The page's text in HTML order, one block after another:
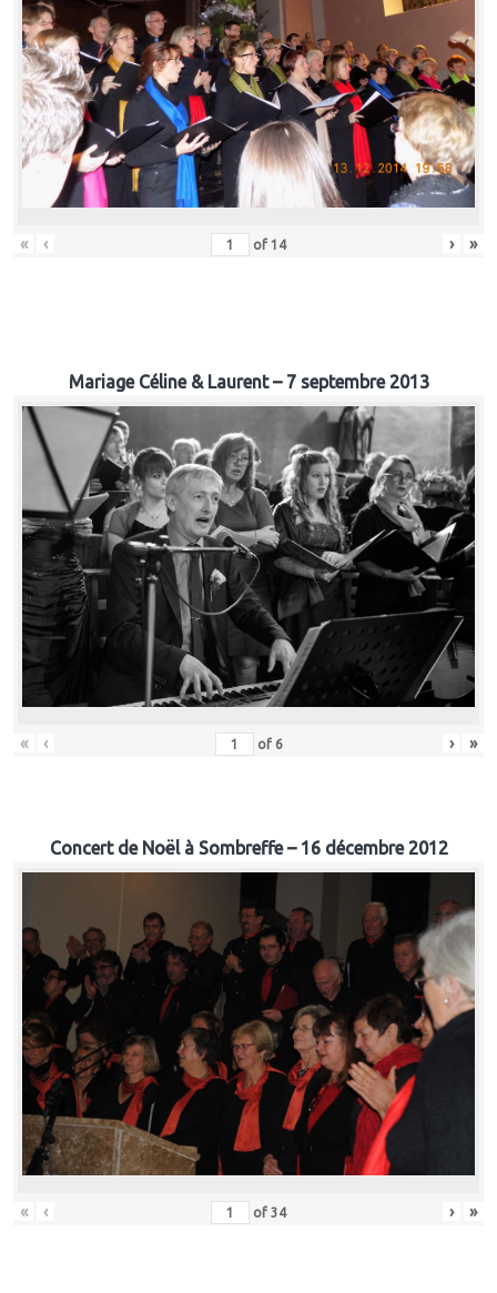
« ‹ of 14 › »
Mariage Céline & Laurent – 7 septembre 2013
« ‹ of 6 › »
Concert de Noël à Sombreffe – 16 décembre 2012
« ‹ of 34 › »